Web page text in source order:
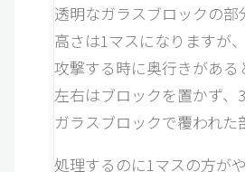
透明なガラスブロックの
高さは1マスになりますが、
攻撃する時に奥行きがある
左右はブロックを置かず、
ガラスブロックで覆われた
処理するのに1マスの方が